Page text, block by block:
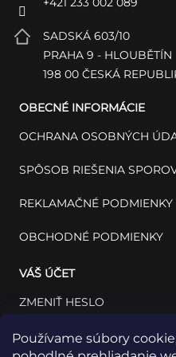
Používame súbory
SADSKÁ 603/10
PRAHA 9 - HLOUBĚTÍN
198 00 ČESKÁ
OBECNÉ INFORMÁCIE
OCHRANA OSOBNÝCH
SPÔSOB RIEŠENIA
REKLAMAČNÉ PODMIENKY
OBCHODNÉ PODMIENKY
VÁŠ ÚČET
ZMENIŤ HESLO
VÁŠ PROFIL